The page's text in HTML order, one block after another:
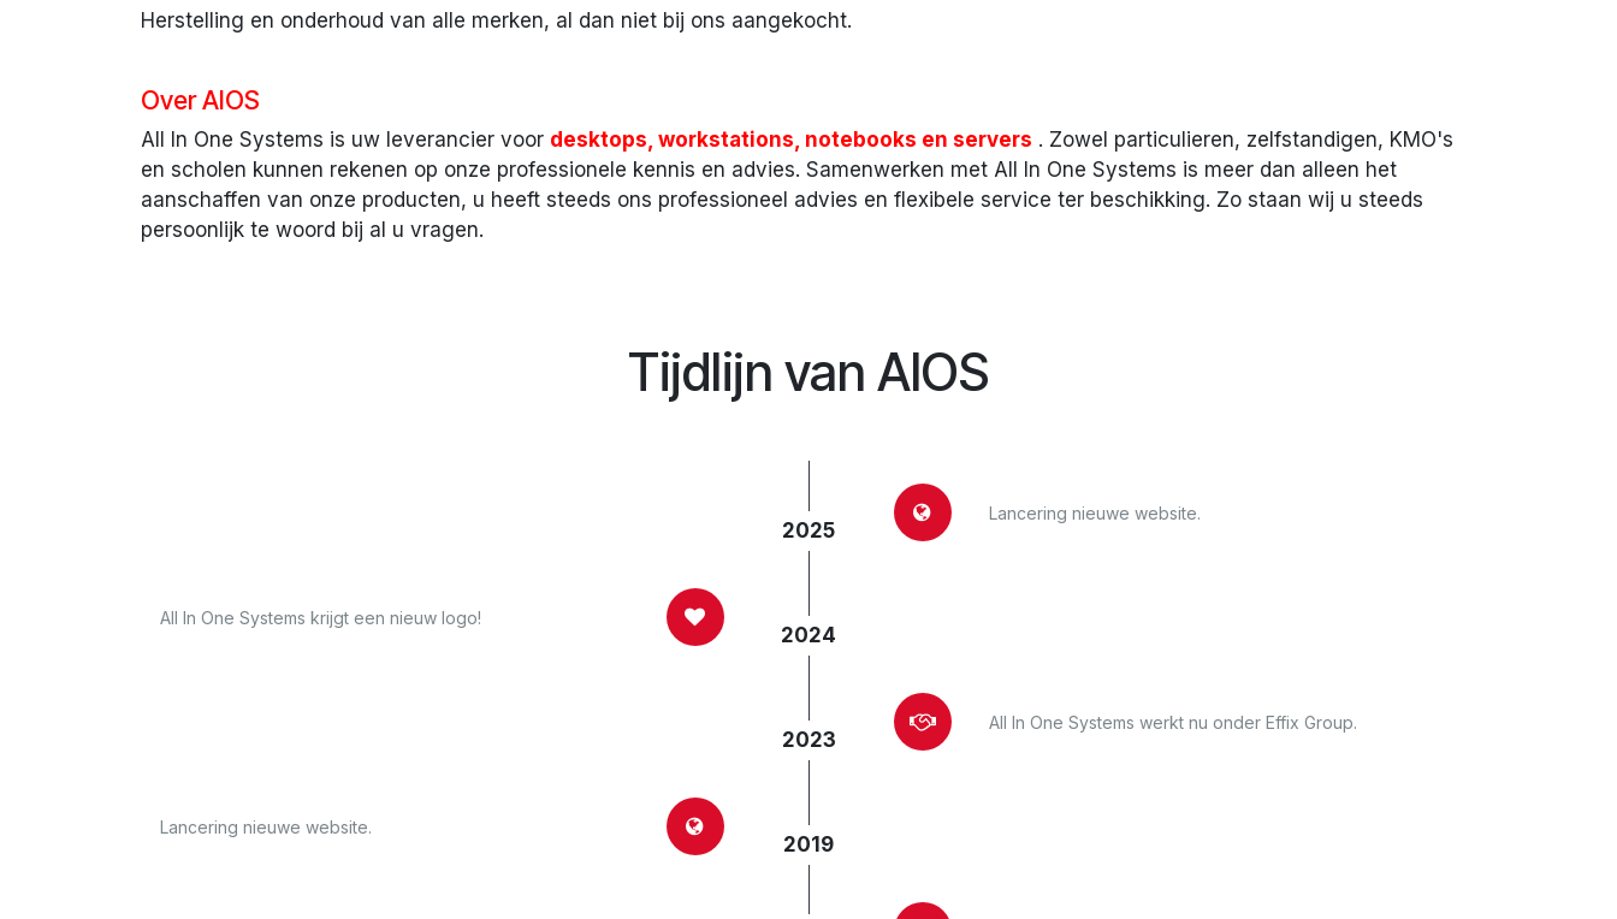
Herstelling en onderhoud van alle merken, al dan niet bij ons aangekocht.
Over AIOS
All In One Systems is uw leverancier voor desktops, workstations, notebooks en servers . Zowel particulieren, zelfstandigen, KMO's
en scholen kunnen rekenen op onze professionele kennis en advies. Samenwerken met All In One Systems is meer dan alleen het
aanschaffen van onze producten, u heeft steeds ons professioneel advies en flexibele service ter beschikking. Zo staan wij u steeds
persoonlijk te woord bij al u vragen.
Tijdlijn van AIOS
2025
Lancering nieuwe website.
2024
All In One Systems krijgt een nieuw logo!
2023
All In One Systems werkt nu onder Effix Group.
2019
Lancering nieuwe website.